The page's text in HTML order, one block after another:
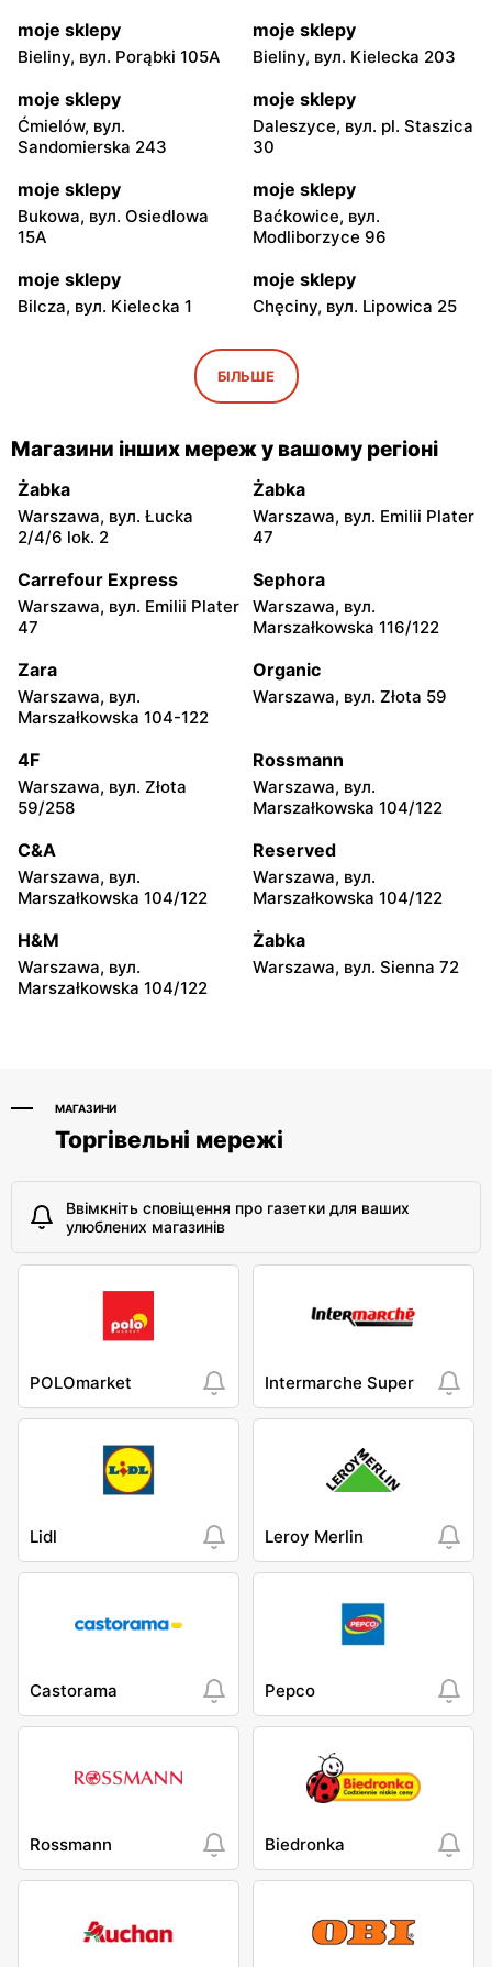
moje sklepy
Bieliny, вул. Porąbki 105A
moje sklepy
Bieliny, вул. Kielecka 203
moje sklepy
Ćmielów, вул.
Sandomierska 243
moje sklepy
Daleszyce, вул. pl. Staszica
30
moje sklepy
Bukowa, вул. Osiedlowa
15A
moje sklepy
Baćkowice, вул.
Modliborzyce 96
moje sklepy
Bilcza, вул. Kielecka 1
moje sklepy
Chęciny, вул. Lipowica 25
Iwaniska, вул. Ujazdowska
moje sklepy
Bogoria, вул. Rynek 30
moje sklepy
Gorzyce, вул. Szkolna 44
moje sklepy
Grębów, вул. Wydrza 180
moje sklepy
Jadachy, вул. Jadachy 111
moje sklepy
Jeżowe, вул. Zalesie 77
moje sklepy
Kazimierza Wielka, вул.
Kolejowa 15
moje sklepy
Kamień, вул. Błonie 23
moje sklepy
Górki, вул. Górki 71
moje sklepy
Gumniska, вул. Gumniska
moje sklepy
Iwierzyce, вул. Iwierzyce
152A
moje sklepy
Tczew, вул. Franciszka
Żwirki 61
moje sklepy
Hyżne, вул. Hyżne 100
moje sklepy
Jarosław, вул. Pełkińska
147
moje sklepy
Niebylec, вул. Niebylec 139
moje sklepy
Opole, вул. Grudzicka 45
БІЛЬШЕ
Магазини інших мереж у вашому регіоні
Żabka
Warszawa, вул. Łucka
2/4/6 lok. 2
Żabka
Warszawa, вул. Emilii Plater
47
Carrefour Express
Warszawa, вул. Emilii Plater
47
Sephora
Warszawa, вул.
Marszałkowska 116/122
Zara
Warszawa, вул.
Marszałkowska 104-122
Organic
Warszawa, вул. Złota 59
4F
Warszawa, вул. Złota
59/258
Rossmann
Warszawa, вул.
Marszałkowska 104/122
C&A
Warszawa, вул.
Marszałkowska 104/122
Reserved
Warszawa, вул.
Marszałkowska 104/122
H&M
Warszawa, вул.
Marszałkowska 104/122
Żabka
Warszawa, вул. Sienna 72
МАГАЗИНИ
Торгівельні мережі
Ввімкніть сповіщення про газетки для ваших
улюблених магазинів
POLOmarket Intermarche Super
Lidl Leroy Merlin
Castorama Pepco
Rossmann Biedronka